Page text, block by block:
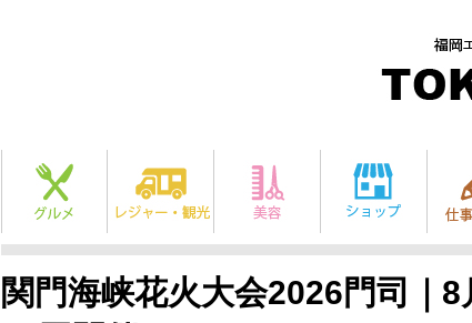
関門海峡花火大会2026門司｜